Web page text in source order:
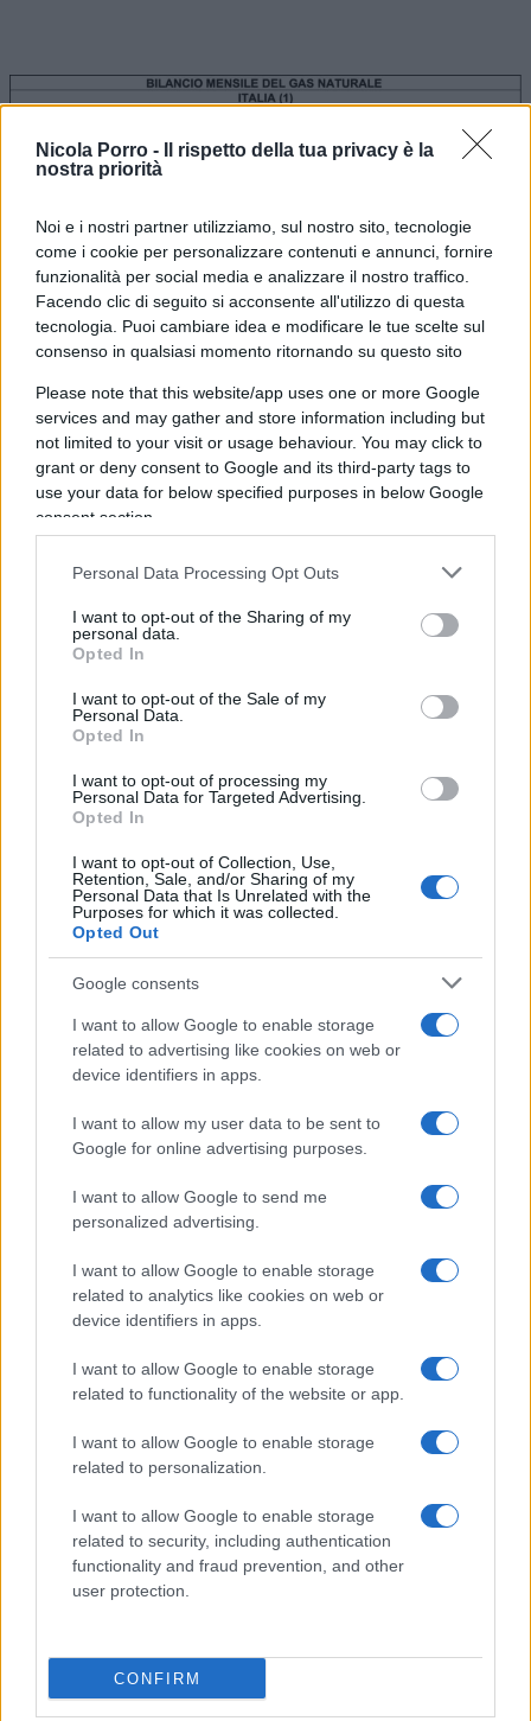
Nicola Porro -
Il rispetto della tua privacy è la
nostra priorità
Noi e i nostri partner utilizziamo, sul nostro sito, tecnologie
come i cookie per personalizzare contenuti e annunci, fornire
funzionalità per social media e analizzare il nostro traffico.
Facendo clic di seguito si acconsente all'utilizzo di questa
tecnologia. Puoi cambiare idea e modificare le tue scelte sul
consenso in qualsiasi momento ritornando su questo sito
Please note that this website/app uses one or more Google
services and may gather and store information including but
not limited to your visit or usage behaviour. You may click to
grant or deny consent to Google and its third-party tags to
use your data for below specified purposes in below Google
consent section.
Personal Data Processing Opt Outs
I want to opt-out of the Sharing of my
personal data.
Opted In
I want to opt-out of the Sale of my
Personal Data.
Opted In
I want to opt-out of processing my
Personal Data for Targeted Advertising.
Opted In
I want to opt-out of Collection, Use,
Retention, Sale, and/or Sharing of my
Personal Data that Is Unrelated with the
Purposes for which it was collected.
Opted Out
Google consents
I want to allow Google to enable storage
related to advertising like cookies on web or
device identifiers in apps.
I want to allow my user data to be sent to
Google for online advertising purposes.
I want to allow Google to send me
personalized advertising.
I want to allow Google to enable storage
related to analytics like cookies on web or
device identifiers in apps.
I want to allow Google to enable storage
related to functionality of the website or app.
I want to allow Google to enable storage
related to personalization.
I want to allow Google to enable storage
related to security, including authentication
functionality and fraud prevention, and other
user protection.
CONFIRM
E quest’anno?
Vediamo che le proiezioni per quest’anno danno
Le scorte di cui tanto si decanta la forza
dovrebbero essere paria circa il 20% del
consumato.Quindi se il consumo
è di 76 mld le
scorte dovranno essere di 15,2 mld.
Il ministro Cingolani prima della chiusura di Putin
aveva dichiarato di essere arrivati
scorte.
Ma ora senza il flusso russo difficilmente si potrà
arrivare al raggiungimento delle scorte. Anche se
ci andremo vicini.
Ma poter contare sulle scorte, consumando tutto
quello che incameriamo, era cosa fattibile fino al
30 agosto scorso, giorno in cui Putin ha chiuso
definitivamente la strada al gas che arrivava dalla
Russia ai nostri lidi. Infatti, se dalla tabella
precedente togliamo il gas russo mensile, la
variazione diventa fortemente negativa, una
negatività che incide non solo sul presente, ma
Ma il problema sussisterebbe anche se arivassimo
al 100% delle scorte, perchè una volta esaurite,
ricostituirle. Insomma se dovessimo svangarla
quest’anno cosa faremmo nei prossimi anni? E